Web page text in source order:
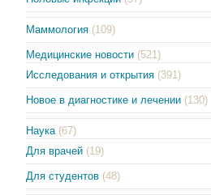
Маммология (109)
Медицинские новости (521)
Исследования и открытия (391)
Новое в диагностике и лечении (130)
Наука (67)
Для врачей (19)
Для студентов (48)